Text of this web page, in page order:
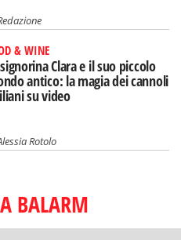
& WINE
Clara e il suo piccolo
antico: la magia dei cannoli
su video
Rotolo
BALARM